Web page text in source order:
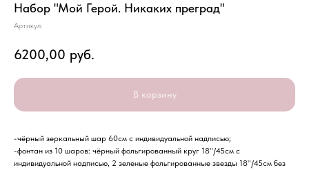
Набор "Мой Герой. Никаких преград"
Артикул:
6200,00 руб.
В корзину
-чёрный зеркальный шар 60см с индивидуальной надписью;
-фонтан из 10 шаров: чёрный фольгированный круг 18"/45см с
индивидуальной надписью, 2 зеленые фольгированные звезды 18"/45см без